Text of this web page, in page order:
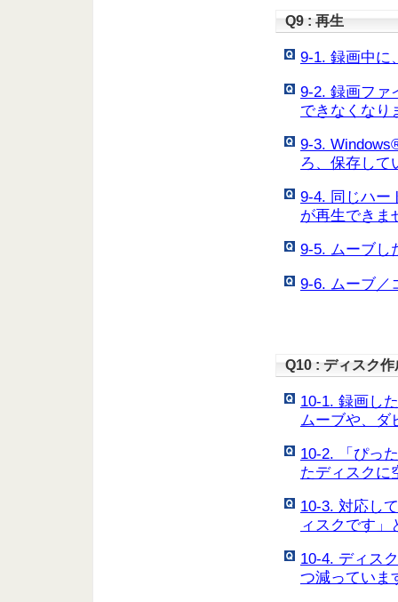
Q9 : 再生
9-1. 録画中に
9-2. 録画ファ
できなくなり
9-3.
ろ、保存して
9-4. 同じハー
が再生できま
9-5. ムーブし
9-6. ムーブ／
Q10 : ディスク
10-1. 録画し
ムーブや、ダ
10-2. 「ぴっ
たディスクに
10-3. 対応し
ィスクです」
10-4. ディス
つ減っていま